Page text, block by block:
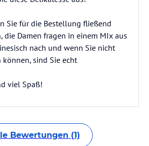
Sie für die Bestellung fließend
die Damen fragen in einem MIx aus
nach und wenn Sie nicht
können, sind Sie echt
viel Spaß!
Bewertungen (1)